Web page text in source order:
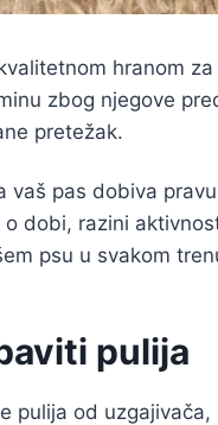
hranom
zbog njegove
pretežak.
vaš pas dobiva
dobi, razini
psu u svakom
pulija
pulija od